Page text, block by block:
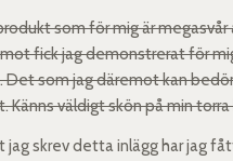
som för mig är
fick jag demonstrerat för
Det som jag däremot kan
väldigt skön på min torra
jag skrev detta inlägg har jag